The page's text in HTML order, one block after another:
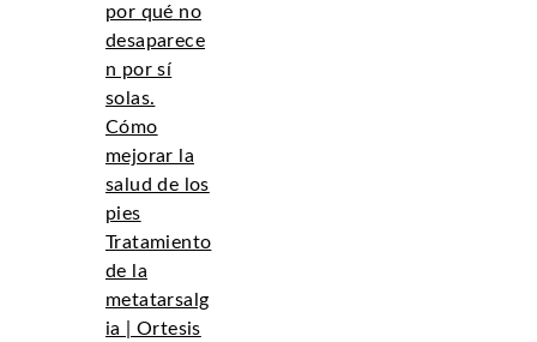
por qué no
desaparece
n por sí
solas.
Cómo
mejorar la
salud de los
pies
Tratamiento
de la
metatarsalg
ia | Ortesis